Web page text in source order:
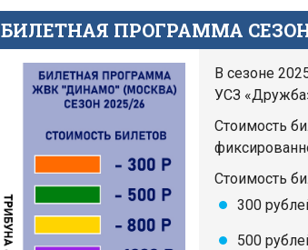
БИЛЕТНАЯ ПРОГРАММА
В сезоне
УСЗ
Стоимость
Стоимость
300
500